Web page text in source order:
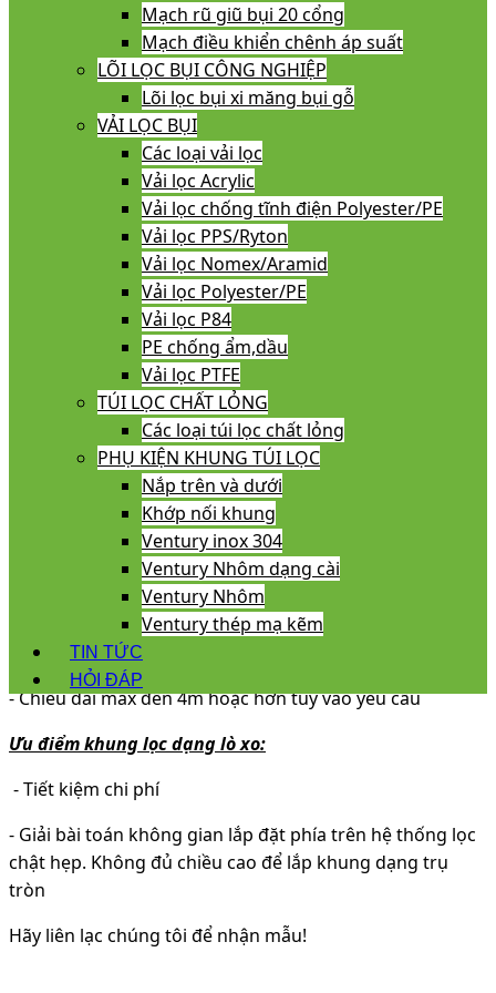
Mạch rũ giũ bụi 20 cổng
Mạch điều khiển chênh áp suất
LÕI LỌC BỤI CÔNG NGHIỆP
Lõi lọc bụi xi măng bụi gỗ
VẢI LỌC BỤI
Các loại vải lọc
Vải lọc Acrylic
Vải lọc chống tĩnh điện Polyester/PE
Vải lọc PPS/Ryton
Vải lọc Nomex/Aramid
Vải lọc Polyester/PE
Vải lọc P84
PE chống ẩm,dầu
Vải lọc PTFE
TÚI LỌC CHẤT LỎNG
Các loại túi lọc chất lỏng
PHỤ KIỆN KHUNG TÚI LỌC
Nắp trên và dưới
Khớp nối khung
Ventury inox 304
Ventury Nhôm dạng cài
Ventury Nhôm
Ventury thép mạ kẽm
TIN TỨC
HỎI ĐÁP
Đảm bảo mối hàn chắc chắn, khung thẳng,
tròn đều, không ba via nhằm tăng tuổi thọ túi lọc
Nguyên liệu: Thép mạ kẽm cường độ cao > 70kgf/mm2
(TCVN 2053-1993). Đảm bảo khung thẳng tránh cong
vênh trong quá trình vận chuyển và bị tóp khi sử dụng
Đường kính sợi thép đảm bảo đúng đường kính 3.8 hoặc
4.0mm, nên khung rất chắc chắn
Ngoài ra chúng tôi còn sản xuất theo yêu cầu khách
hàng với loại vật liệu như INOX 304 hoăc hoàn thiện lớp
phủ nhúng acrylic, sơn tĩnh điện
Bên cạnh đó Chúng tôi còn sản xuất các qui cách theo
thiết kế đặt hàng riêng của khách hàng như: Khung
dạng lò xo hoặc Khung xương kiểu Oval cho các ứng
dụng đặc thù của Quý khách
Qui cách: Khung túi lọc lò xo:
- Sợi thép đường kính 3.8 hoặc 4.0mm
- Đường kính lò xo: D80 - D180mm hoặc hơn tuỳ vào yêu
- Bước vòng từ 30-80mm
- Chiều dài max đến 4m hoặc hơn tuỳ vào yêu cầu
Ưu điểm khung lọc dạng lò xo:
- Tiết kiệm chi phí
- Giải bài toán không gian lắp đặt phía trên hệ thống lọc
chật hẹp. Không đủ chiều cao để lắp khung dạng trụ
tròn
Hãy liên lạc chúng tôi để nhận mẫu!